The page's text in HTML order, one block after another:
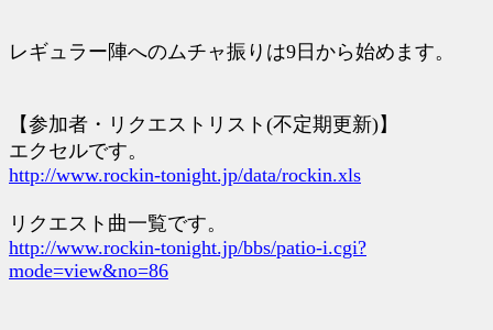
レギュラー陣へのムチャ振りは9日から始めます。
【参加者・リクエストリスト(不定期更新)】
エクセルです。
http://www.rockin-tonight.jp/data/rockin.xls
リクエスト曲一覧です。
http://www.rockin-tonight.jp/bbs/patio-i.cgi?
mode=view&no=86